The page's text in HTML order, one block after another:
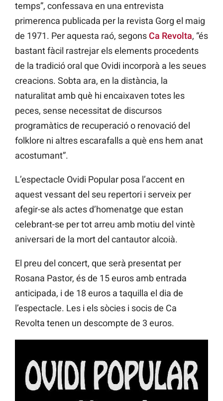
temps”, confessava en una entrevista
primerenca publicada per la revista Gorg el maig
de 1971. Per aquesta raó, segonsCa Revolta, “és
bastant fàcil rastrejar els elements procedents
de la tradició oral que Ovidi incorporà a les seues
creacions. Sobta ara, en la distància, la
naturalitat amb què hi encaixaven totes les
peces, sense necessitat de discursos
programàtics de recuperació o renovació del
folklore ni altres escarafalls a què ens hem anat
acostumant”.
L’espectacle Ovidi Popular posa l’accent en
aquest vessant del seu repertori i serveix per
afegir-se als actes d’homenatge que estan
celebrant-se per tot arreu amb motiu del vintè
aniversari de la mort del cantautor alcoià.
El preu del concert, que serà presentat per
Rosana Pastor, és de 15 euros amb entrada
anticipada, i de 18 euros a taquilla el dia de
l’espectacle. Les i els sòcies i socis de Ca
Revolta tenen un descompte de 3 euros.